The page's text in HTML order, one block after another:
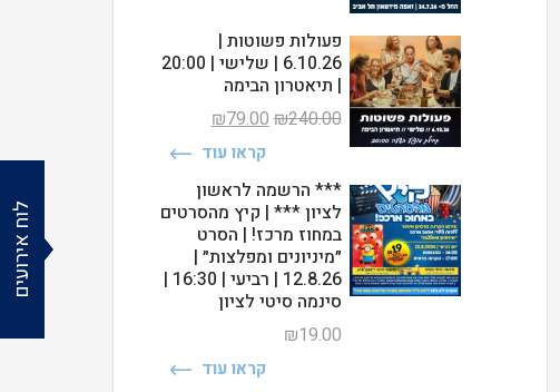
פעולות פשוטות |
6.10.26 | שלישי | 20:00
| תיאטרון הבימה
₪240.00
המחיר
היה:
₪240.00.
₪79.00
הוא:
₪79.00.
קראו עוד
*** הרשמה לראשון
לציון *** | קיץ מהסרטים
במחוז מרכז! | הסרט
״מיניונים ומפלצות״ |
12.8.26 | רביעי | 16:30 |
סינמה סיטי לציון
₪19.00
קראו עוד
לוח אירועים